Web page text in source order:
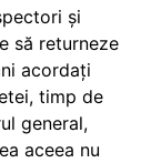
și
să returneze
acordați
timp de
general,
aceea nu